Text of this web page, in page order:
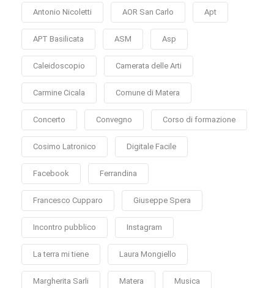
Antonio Nicoletti AOR San Carlo Apt
APT Basilicata ASM Asp
Caleidoscopio Camerata delle Arti
Carmine Cicala Comune di Matera
Concerto Convegno Corso di formazione
Cosimo Latronico Digitale Facile
Facebook Ferrandina
Francesco Cupparo Giuseppe Spera
Incontro pubblico Instagram
La terra mi tiene Laura Mongiello
Margherita Sarli Matera Musica